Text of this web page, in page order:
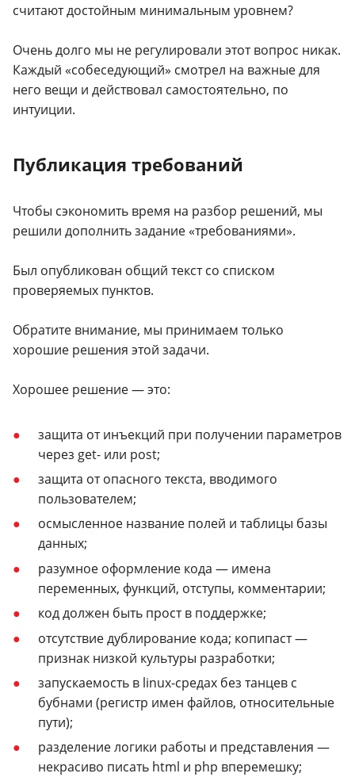
считают достойным минимальным уровнем?
Очень долго мы не регулировали этот вопрос никак.
Каждый «собеседующий» смотрел на важные для
него вещи и действовал самостоятельно, по
интуиции.
Публикация требований
Чтобы сэкономить время на разбор решений, мы
решили дополнить задание «требованиями».
Был опубликован общий текст со списком
проверяемых пунктов.
Обратите внимание, мы принимаем только
хорошие решения этой задачи.
Хорошее решение — это:
защита от инъекций при получении параметров
через get- или post;
защита от опасного текста, вводимого
пользователем;
осмысленное название полей и таблицы базы
данных;
разумное оформление кода — имена
переменных, функций, отступы, комментарии;
код должен быть прост в поддержке;
отсутствие дублирование кода; копипаст —
признак низкой культуры разработки;
запускаемость в linux-средах без танцев с
бубнами (регистр имен файлов, относительные
пути);
разделение логики работы и представления —
некрасиво писать html и php вперемешку;